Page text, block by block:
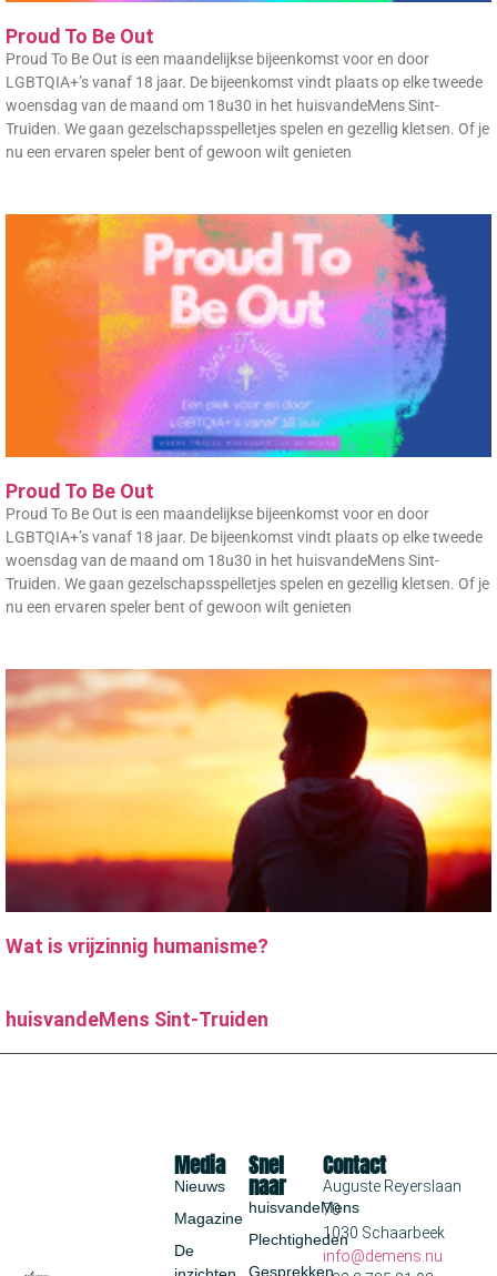
Proud To Be Out
Proud To Be Out is een maandelijkse bijeenkomst voor en door
LGBTQIA+’s vanaf 18 jaar. De bijeenkomst vindt plaats op elke tweede
woensdag van de maand om 18u30 in het huisvandeMens Sint-
Truiden. We gaan gezelschapsspelletjes spelen en gezellig kletsen. Of je
nu een ervaren speler bent of gewoon wilt genieten
Proud To Be Out
Proud To Be Out is een maandelijkse bijeenkomst voor en door
LGBTQIA+’s vanaf 18 jaar. De bijeenkomst vindt plaats op elke tweede
woensdag van de maand om 18u30 in het huisvandeMens Sint-
Truiden. We gaan gezelschapsspelletjes spelen en gezellig kletsen. Of je
nu een ervaren speler bent of gewoon wilt genieten
Wat is vrijzinnig humanisme?
huisvandeMens Sint-Truiden
Snel
naar
huisvandeMens
Plechtigheden
Gesprekken
Media
Nieuws
Magazine
De
Contact
Auguste Reyerslaan
70
1030 Schaarbeek
info@demens.nu